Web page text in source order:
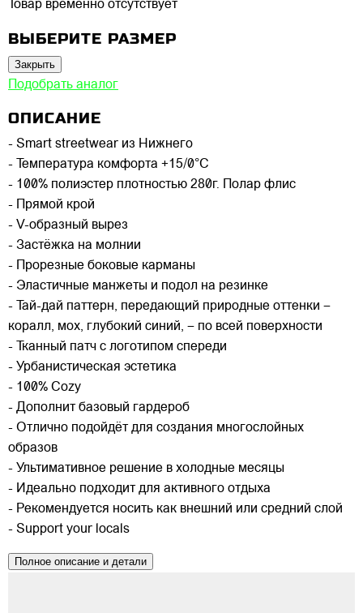
Товар временно отсутствует
ВЫБЕРИТЕ РАЗМЕР
Закрыть
Подобрать аналог
ОПИСАНИЕ
- Smart streetwear из Нижнего
- Температура комфорта +15/0°C
- 100% полиэстер плотностью 280г. Полар флис
- Прямой крой
- V-образный вырез
- Застёжка на молнии
- Прорезные боковые карманы
- Эластичные манжеты и подол на резинке
- Тай-дай паттерн, передающий природные оттенки –
коралл, мох, глубокий синий, – по всей поверхности
- Тканный патч с логотипом спереди
- Урбанистическая эстетика
- 100% Cozy
- Дополнит базовый гардероб
- Отлично подойдёт для создания многослойных
образов
- Ультимативное решение в холодные месяцы
- Идеально подходит для активного отдыха
- Рекомендуется носить как внешний или средний слой
- Support your locals
Полное описание и детали